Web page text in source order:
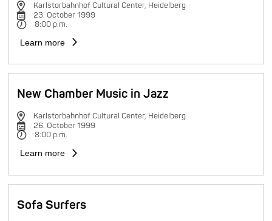
Karlstorbahnhof Cultural Center, Heidelberg
23. October 1999
8:00 p.m.
Learn more
New Chamber Music in Jazz
Karlstorbahnhof Cultural Center, Heidelberg
26. October 1999
8:00 p.m.
Learn more
Sofa Surfers